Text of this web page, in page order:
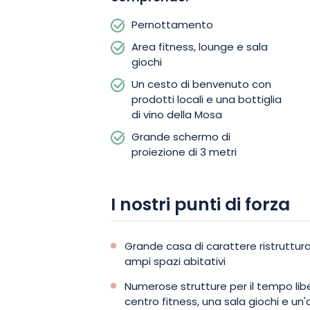
Damvillers, città natale del pittore
percorso libero che ripercorre i
opera. Nelle vicinanze, il sito naturale
passeggiate, osservare la fauna e
nella natura.
Prenotate il vostro soggiorno al
sistemazione spaziosa,
Pernottamento
Area fitness, lounge e sala
giochi
Un cesto di benvenuto con
prodotti locali e una bottiglia
di vino della Mosa
Grande schermo di
proiezione di 3 metri
I nostri punti di forza
Grande casa di carattere
ampi spazi abitativi
Numerose strutture per il tempo
centro fitness, una sala giochi e